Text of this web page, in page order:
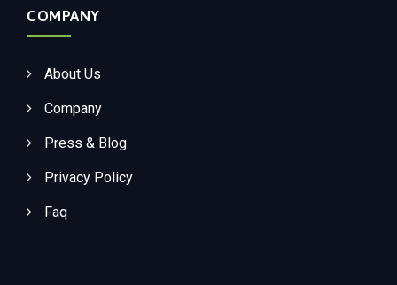
COMPANY
About Us
Company
Press & Blog
Privacy Policy
Faq